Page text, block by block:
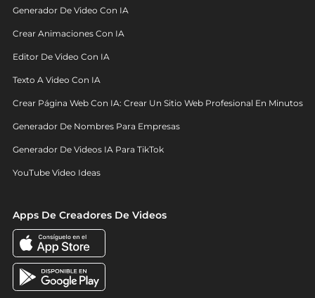
Generador De Video Con IA
Crear Animaciones Con IA
Editor De Video Con IA
Texto A Video Con IA
Crear Página Web Con IA: Crear Un Sitio Web Profesional En Minutos
Generador De Nombres Para Empresas
Generador De Videos IA Para TikTok
YouTube Video Ideas
Apps De Creadores De Videos